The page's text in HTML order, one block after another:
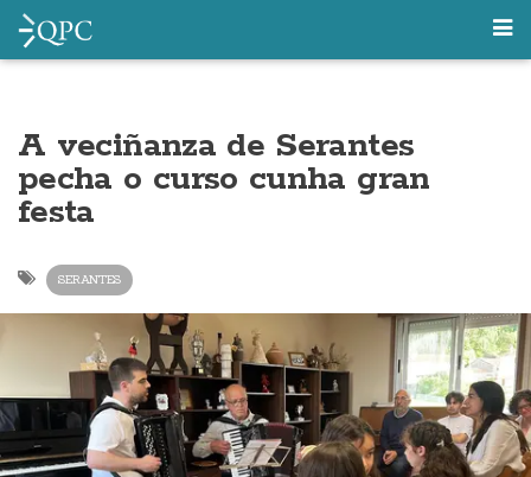
A veciñanza de Serantes
pecha o curso cunha gran
festa
SERANTES